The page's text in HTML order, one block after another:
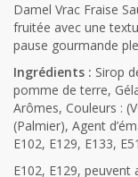
Damel Vrac Fraise
fruitée avec une
pause gourmande
Ingrédients : Sirop
pomme de terre,
Arômes, Couleurs :
(Palmier), Agent
E102, E129, E133,
E102, E129,